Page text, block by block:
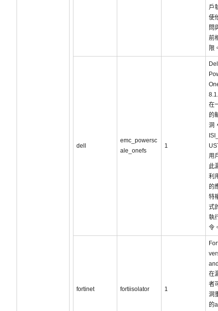
戶
使
問
前
限
dell
emc_powersc
ale_onefs
1
在
的
洞
用
此
利
的
特
式
執
令
fortinet fortiisolator 1
在
者
洞
的